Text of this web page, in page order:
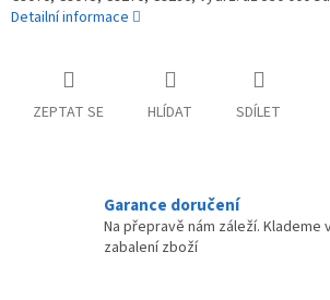
Detailní informace
ZEPTAT SE HLÍDAT SDÍLET
Garance doručení
Na přepravě nám záleží. Klademe
zabalení zboží